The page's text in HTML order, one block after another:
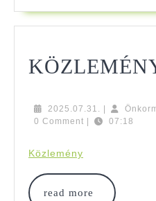
2025.07.31. 2025.07.31.
0 Comment
07:18
Közlemény
read more
read